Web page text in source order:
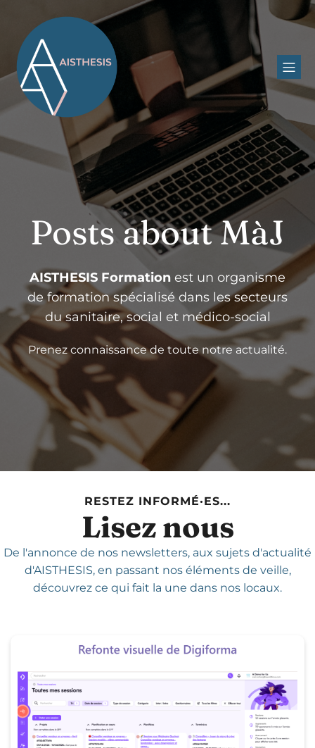
Posts about MàJ
AISTHESIS Formation est un organisme
de formation spécialisé dans les secteurs
du sanitaire, social et médico-social
Prenez connaissance de toute notre actualité.
RESTEZ INFORMÉ·ES...
Lisez nous
De l'annonce de nos newsletters, aux sujets d'actualité
d'AISTHESIS,en passant nos éléments de veille,
découvrez ce qui fait la une dans nos locaux.